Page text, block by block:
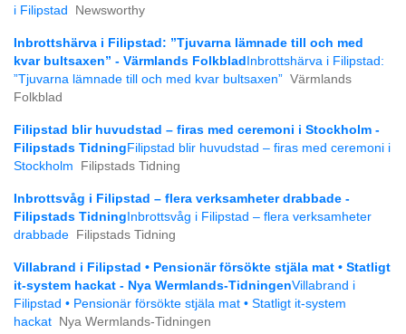
i Filipstad
Newsworthy
Inbrottshärva i Filipstad: ”Tjuvarna lämnade till och med
kvar bultsaxen” - Värmlands Folkblad Inbrottshärva i Filipstad:
”Tjuvarna lämnade till och med kvar bultsaxen” Värmlands
Folkblad
Filipstad blir huvudstad – firas med ceremoni i Stockholm -
Filipstads Tidning Filipstad blir huvudstad – firas med ceremoni i
Stockholm
Filipstads Tidning
Inbrottsvåg i Filipstad – flera verksamheter drabbade -
Filipstads Tidning Inbrottsvåg i Filipstad – flera verksamheter
drabbade
Filipstads Tidning
Villabrand i Filipstad • Pensionär försökte stjäla mat • Statligt
it-system hackat - Nya Wermlands-TidningenVillabrand i
Filipstad • Pensionär försökte stjäla mat • Statligt it-system
hackat
Nya Wermlands-Tidningen